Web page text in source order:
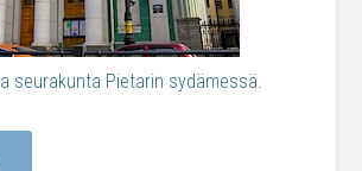
seurakunta Pietarin sydämessä.